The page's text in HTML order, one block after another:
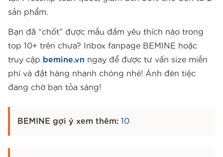
sản phẩm.
Bạn đã “chốt” được mẫu đầm yêu thích nào trong
top 10+ trên chưa? Inbox fanpage BEMINE hoặc
truy cập bemine.vn ngay để được tư vấn size miễn
phí và đặt hàng nhanh chóng nhé! Ánh đèn tiệc
đang chờ bạn tỏa sáng!
BEMINE gợi ý xem thêm: 10